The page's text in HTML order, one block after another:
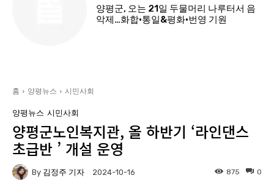
양평군, 오는 21일 두물머리 나루터서 음
악제…화합·통일&평화·번영 기원